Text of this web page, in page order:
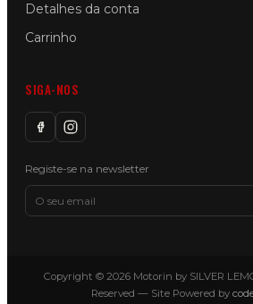
Detalhes da conta
Carrinho
SIGA-NOS
Registe-se na newsletter
Copyright © 2026 Motorin by SILVER
Reserved — Site Powered by